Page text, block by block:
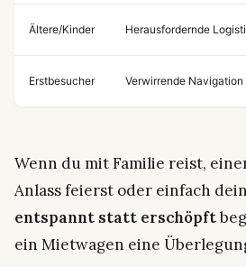
Ältere/Kinder Herausfordernde
Erstbesucher Verwirrende Navigation
Wenn du mit Familie reist,
Anlass feierst oder einfach
entspannt statt erschöpft
ein Mietwagen eine